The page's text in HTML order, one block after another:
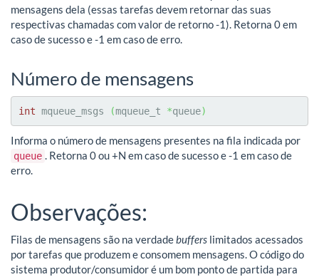
mensagens dela (essas tarefas devem retornar das suas
respectivas chamadas com valor de retorno -1). Retorna 0 em
caso de sucesso e -1 em caso de erro.
Número de mensagens
int mqueue_msgs (mqueue_t *queue)
Informa o número de mensagens presentes na fila indicada por
queue . Retorna 0 ou +N em caso de sucesso e -1 em caso de
erro.
Observações:
Filas de mensagens são na verdadebuffers limitados acessados
por tarefas que produzem e consomem mensagens. O código do
sistema produtor/consumidor é um bom ponto de partida para